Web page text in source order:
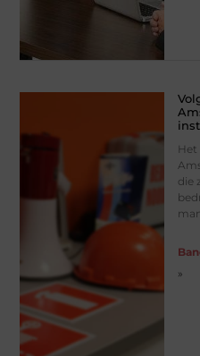
Het
die
»